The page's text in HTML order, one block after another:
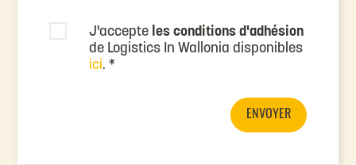
J'accepte les conditions d'adhésion
de Logistics In Wallonia disponibles
ici. *